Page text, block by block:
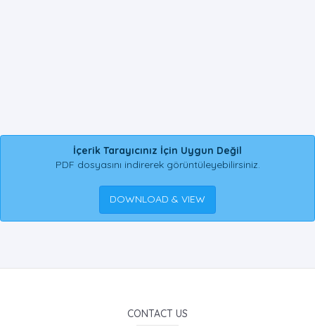
İçerik Tarayıcınız İçin Uygun Değil
PDF dosyasını indirerek görüntüleyebilirsiniz.
DOWNLOAD & VIEW
CONTACT US